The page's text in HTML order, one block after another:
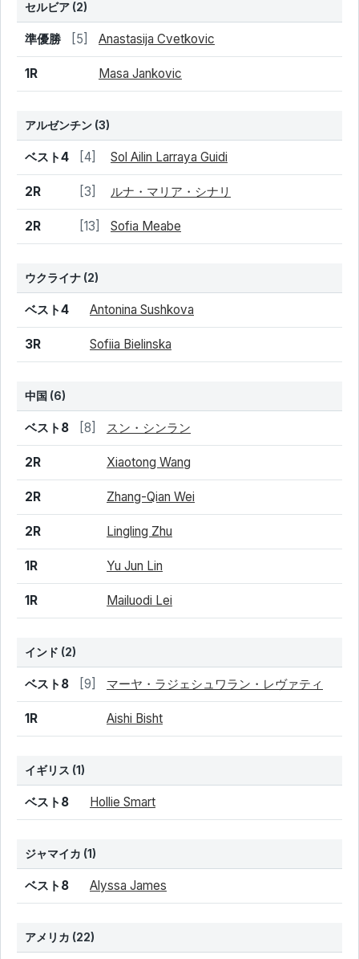
セルビア (2)
結果 シード 選手名
準優勝 [5] Anastasija Cvetkovic
1R Masa Jankovic
アルゼンチン (3)
結果 シード 選手名
ベスト4 [4] Sol Ailin Larraya Guidi
2R [3] ルナ・マリア・シナリ
2R [13] Sofia Meabe
ウクライナ (2)
結果 シード 選手名
ベスト4 Antonina Sushkova
3R Sofiia Bielinska
中国 (6)
結果 シード 選手名
ベスト8 [8] スン・シンラン
2R Xiaotong Wang
2R Zhang-Qian Wei
2R Lingling Zhu
1R Yu Jun Lin
1R Mailuodi Lei
インド (2)
結果 シード 選手名
ベスト8 [9] マーヤ・ラジェシュワラン・レヴァティ
1R Aishi Bisht
イギリス (1)
結果 シード 選手名
ベスト8 Hollie Smart
ジャマイカ (1)
結果 シード 選手名
ベスト8 Alyssa James
アメリカ (22)